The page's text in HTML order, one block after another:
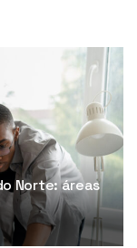
Norte: áreas